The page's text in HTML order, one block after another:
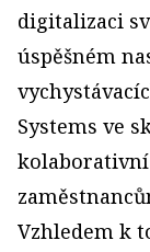
digitalizaci
úspěšném
Systems ve
Vzhledem k